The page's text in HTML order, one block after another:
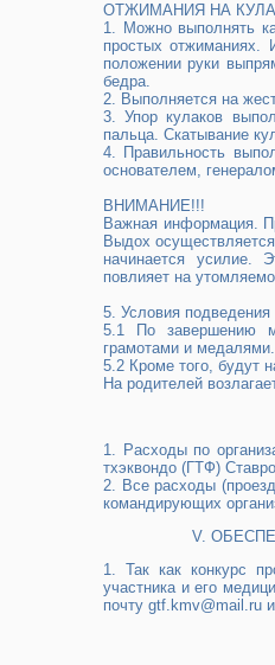
ОТЖИМАНИЯ НА
1. Можно выполнять
простых отжиманиях.
положении руки
бедра.
2. Выполняется на
3. Упор кулаков
пальца. Скатывание
4. Правильность
основателем,
ВНИМАНИЕ!!!
Важная информация.
Выдох
начинается усилие.
повлияет на
5.​ Условия подведения
5.1​ По завершению
грамотами и
5.2​ Кроме того, будут
На родителей
1.​ Расходы по
тхэквондо (ГТФ)
2.​ Все расходы
командирующих
V.​
1. Так как конкурс
участника и его
почту gtf.kmv@mail.ru